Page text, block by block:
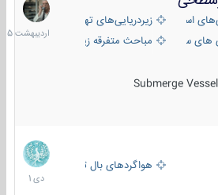
استراتژیکزیردریایی‌های تهاجمی
سبک
مباحث متفرقه زیرسطحی
Submerge
1405
هواگردهای بال ثابت
12
دی
1401